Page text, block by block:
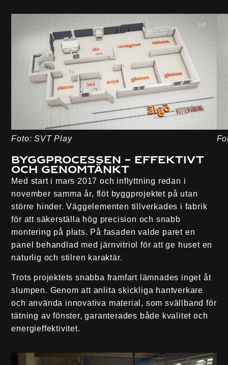
Foto: SVT Play
Byggprocessen – effektivt
och genomtänkt
Med start i mars 2017 och inflyttning redan i
november samma år, flöt byggprojektet på utan
större hinder. Väggelementen tillverkades i fabrik
för att säkerställa hög precision och snabb
montering på plats. På fasaden valde paret en
panel behandlad med järnvitriol för att ge huset en
naturlig och stilren karaktär.
Trots projektets snabba framfart lämnades inget åt
slumpen. Genom att anlita skickliga hantverkare
och använda innovativa material, som svällband för
tätning av fönster, garanterades både kvalitet och
energieffektivitet.